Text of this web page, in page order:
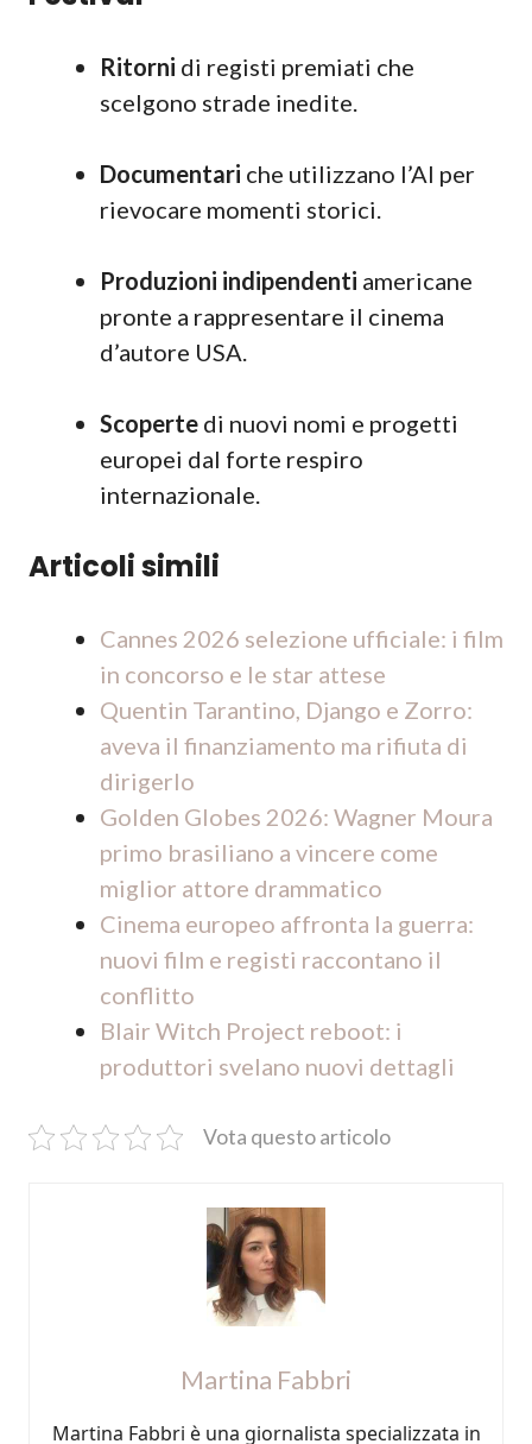
Ritorni di registi premiati che
scelgono strade inedite.
Documentari che utilizzano l’AI per
rievocare momenti storici.
Produzioni indipendenti americane
pronte a rappresentare il cinema
d’autore USA.
Scoperte di nuovi nomi e progetti
europei dal forte respiro
internazionale.
Articoli simili
Cannes 2026 selezione ufficiale: i film
in concorso e le star attese
Quentin Tarantino, Django e Zorro:
aveva il finanziamento ma rifiuta di
dirigerlo
Golden Globes 2026: Wagner Moura
primo brasiliano a vincere come
miglior attore drammatico
Cinema europeo affronta la guerra:
nuovi film e registi raccontano il
conflitto
Blair Witch Project reboot: i
produttori svelano nuovi dettagli
Vota questo articolo
Martina Fabbri
Martina Fabbri è una giornalista specializzata in